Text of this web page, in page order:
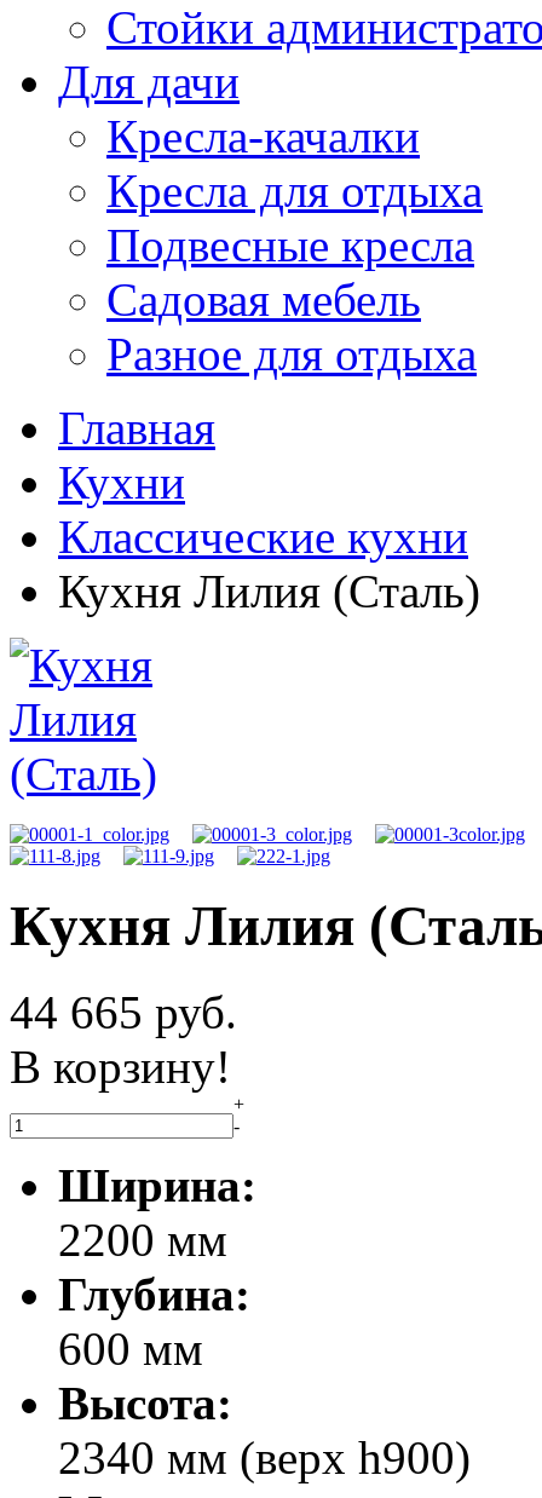
Стойки
Для дачи
Кресла-качалки
Кресла для отдыха
Подвесные кресла
Садовая мебель
Разное для отдыха
Главная
Кухни
Классические кухни
Кухня Лилия (Сталь)
Кухня Лилия
44 665 руб.
В корзину!
+
-
Ширина:
2200 мм
Глубина:
600 мм
Высота:
2340 мм (верх h900)